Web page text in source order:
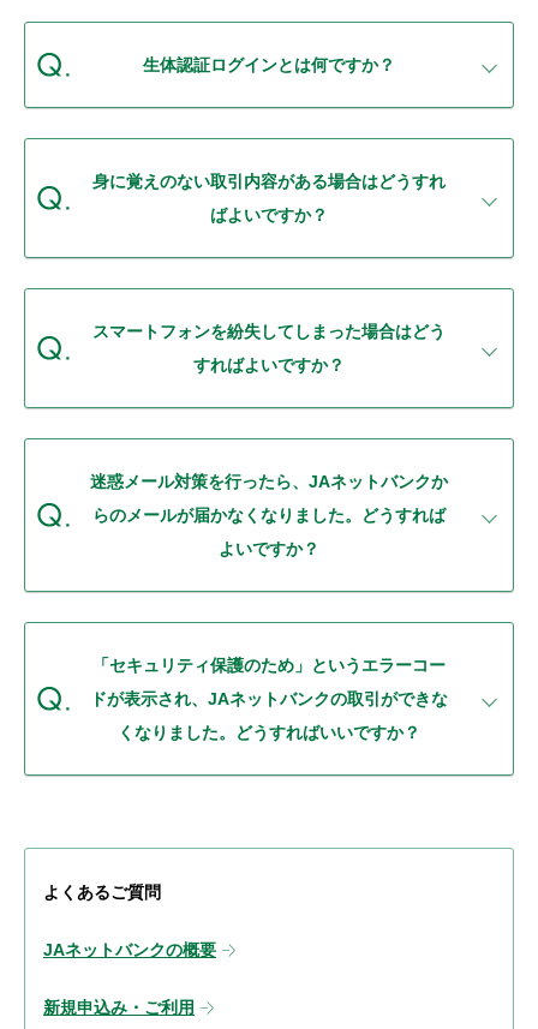
使い方
困った時は
生体認証ログインとは何ですか？
身に覚えのない取引内容がある場合はどうすれ
ばよいですか？
スマートフォンを紛失してしまった場合はどう
すればよいですか？
迷惑メール対策を行ったら、JAネットバンクか
らのメールが届かなくなりました。どうすれば
よいですか？
「セキュリティ保護のため」というエラーコー
ドが表示され、JAネットバンクの取引ができな
くなりました。どうすればいいですか？
よくあるご質問
JAネットバンクの概要
新規申込み・ご利用